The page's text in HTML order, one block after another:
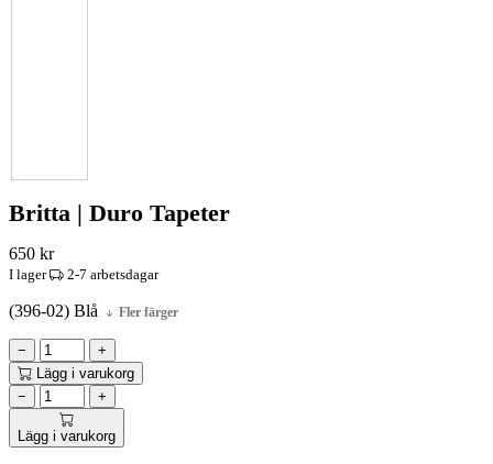
Britta | Duro Tapeter
650 kr
I lager 2-7 arbetsdagar
(396-02) Blå Fler färger
−
+
Lägg i varukorg
−
+
Lägg i varukorg